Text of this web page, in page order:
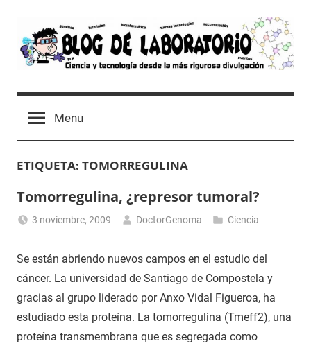
content
Blog
de
Laboratorio
Tutoriales,
Ocio
un
Laboratorio
Menu
ETIQUETA: TOMORREGULINA
Tomorregulina, ¿represor tumoral?
3 noviembre, 2009 DoctorGenoma Ciencia
Se están abriendo nuevos campos en el estudio del
cáncer. La universidad de Santiago de Compostela y
gracias al grupo liderado por Anxo Vidal Figueroa, ha
estudiado esta proteína. La tomorregulina (Tmeff2), una
proteína transmembrana que es segregada como